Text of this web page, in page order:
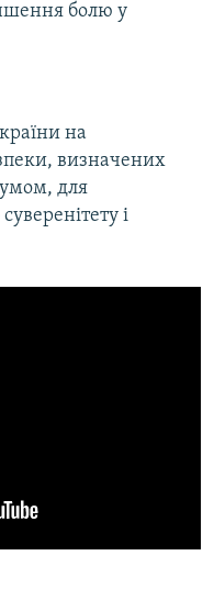
болю у
на
визначених
для
і